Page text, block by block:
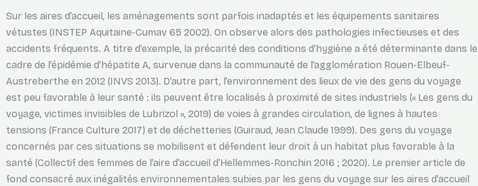
Sur les aires d’accueil, les aménagements sont parfois inadaptés et les équipements sanitaires
vétustes (INSTEP Aquitaine-Cumav 65 2002). On observe alors des pathologies infectieuses et des
accidents fréquents. A titre d’exemple, la précarité des conditions d’hygiène a été déterminante dans le
cadre de l’épidémie d’hépatite A, survenue dans la communauté de l’agglomération Rouen-Elbeuf-
Austreberthe en 2012 (INVS 2013). D’autre part, l’environnement des lieux de vie des gens du voyage
est peu favorable à leur santé : ils peuvent être localisés à proximité de sites industriels (« Les gens du
voyage, victimes invisibles de Lubrizol », 2019) de voies à grandes circulation, de lignes à hautes
tensions (France Culture 2017) et de déchetteries (Guiraud, Jean Claude 1999). Des gens du voyage
concernés par ces situations se mobilisent et défendent leur droit à un habitat plus favorable à la
santé (Collectif des femmes de l’aire d’accueil d’Hellemmes-Ronchin 2016 ; 2020). Le premier article de
fond consacré aux inégalités environnementales subies par les gens du voyage sur les aires d’accueil